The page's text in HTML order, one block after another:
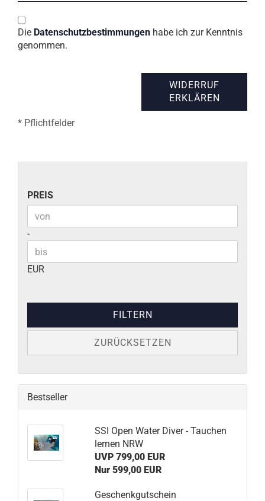
Die Datenschutzbestimmungen habe ich zur Kenntnis
genommen.
WIDERRUF
ERKLÄREN
* Pflichtfelder
PREIS
PREIS
Preis bis
-
EUR
FILTERN
ZURÜCKSETZEN
Bestseller
SSI Open Water Diver - Tauchen
lernen NRW
UVP 799,00 EUR
Nur 599,00 EUR
Geschenkgutschein